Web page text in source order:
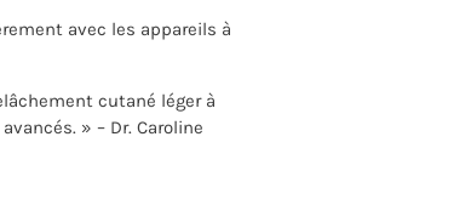
avec les appareils à
cutané léger à
» – Dr. Caroline